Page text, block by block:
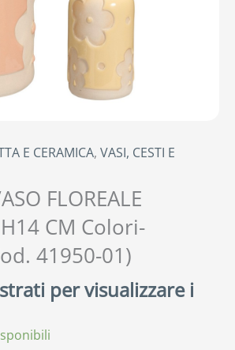
E CERAMICA, VASI, CESTI E
FLOREALE
H14 CM Colori-
41950-01)
per visualizzare i